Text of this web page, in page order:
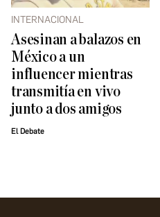
INTERNACIONAL
Asesinan a balazos en
México a un
influencer mientras
transmitía en vivo
junto a dos amigos
El Debate